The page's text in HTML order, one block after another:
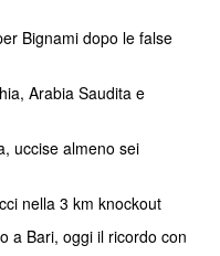
Bignami dopo le false
Arabia Saudita e
uccise almeno sei
nella 3 km knockout
a Bari, oggi il ricordo con